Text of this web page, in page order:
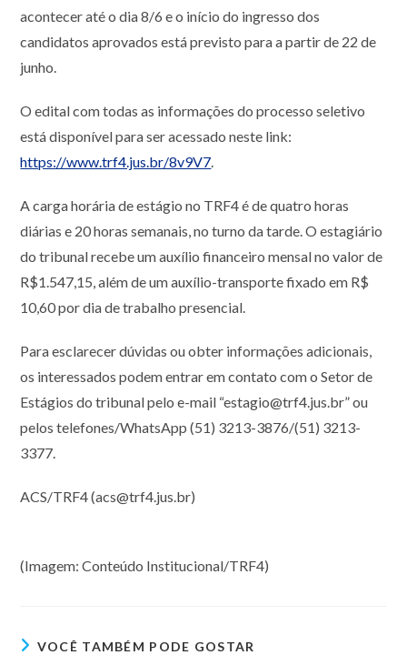
acontecer até o dia 8/6 e o início do ingresso dos
candidatos aprovados está previsto para a partir de 22 de
junho.
O edital com todas as informações do processo seletivo
está disponível para ser acessado neste link:
https://www.trf4.jus.br/8v9V7.
A carga horária de estágio no TRF4 é de quatro horas
diárias e 20 horas semanais, no turno da tarde. O estagiário
do tribunal recebe um auxílio financeiro mensal no valor de
R$1.547,15, além de um auxílio-transporte fixado em R$
10,60 por dia de trabalho presencial.
Para esclarecer dúvidas ou obter informações adicionais,
os interessados podem entrar em contato com o Setor de
Estágios do tribunal pelo e-mail “estagio@trf4.jus.br” ou
pelos telefones/WhatsApp (51) 3213-3876/(51) 3213-
3377.
ACS/TRF4 (acs@trf4.jus.br)
(Imagem: Conteúdo Institucional/TRF4)
VOCÊ TAMBÉM PODE GOSTAR